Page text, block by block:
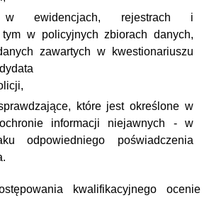
w ewidencjach, rejestrach i
tym w policyjnych zbiorach danych,
zawartych w kwestionariuszu
które jest określone w
informacji niejawnych - w
odpowiedniego poświadczenia
kwalifikacyjnego ocenie